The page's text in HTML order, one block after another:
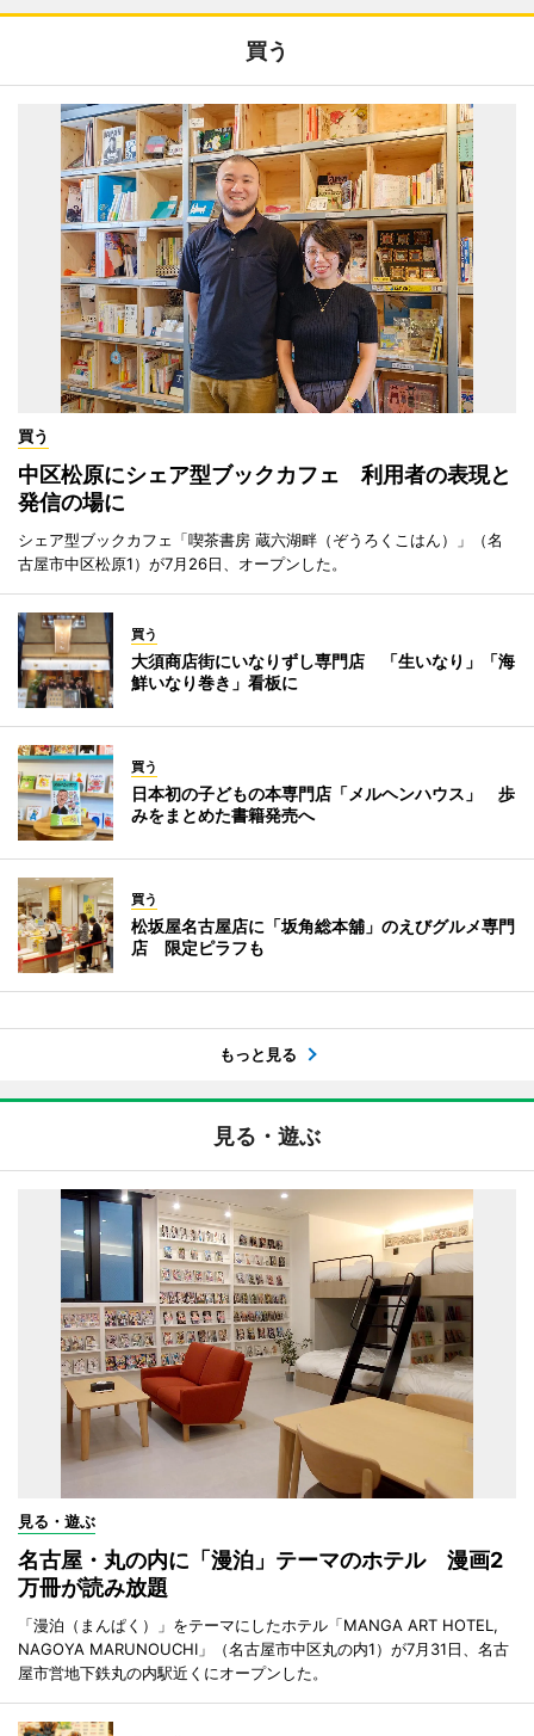
買う
買う
中区松原にシェア型ブックカフェ 利用者の表現と
発信の場に
シェア型ブックカフェ「喫茶書房 蔵六湖畔（ぞうろくこはん）」（名
古屋市中区松原1）が7月26日、オープンした。
買う
大須商店街にいなりずし専門店 「生いなり」「海
鮮いなり巻き」看板に
買う
日本初の子どもの本専門店「メルヘンハウス」 歩
みをまとめた書籍発売へ
買う
松坂屋名古屋店に「坂角総本舖」のえびグルメ専門
店 限定ピラフも
もっと見る
見る・遊ぶ
見る・遊ぶ
名古屋・丸の内に「漫泊」テーマのホテル 漫画2
万冊が読み放題
「漫泊（まんぱく）」をテーマにしたホテル「MANGA ART HOTEL,
NAGOYA MARUNOUCHI」（名古屋市中区丸の内1）が7月31日、名古
屋市営地下鉄丸の内駅近くにオープンした。